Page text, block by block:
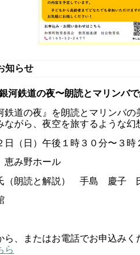
知らせ
河鉄道の夜〜朗読とマリンバ
道の夜』を朗読とマリンバの
がら、夜空を旅するような幻
（日）午後１時３０分〜３時
み野ホール
朗読と解説） 手島 慶子 氏
、またはお電話でお申込みく
ら